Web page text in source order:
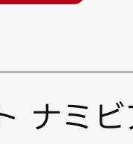
ナミ